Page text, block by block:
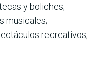
y boliches;
musicales;
recreativos,